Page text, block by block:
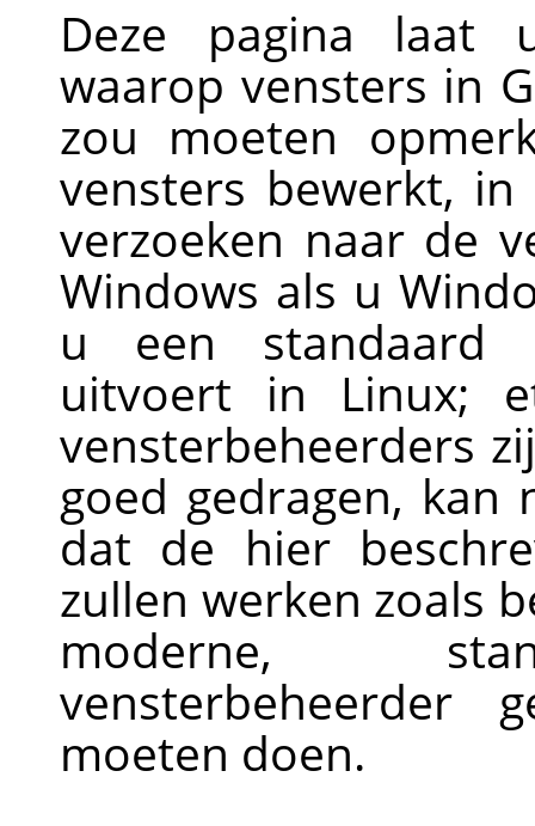
Deze pagina laat
waarop vensters in
zou moeten
vensters bewerkt,
verzoeken naar de
Windows als u
u een standaard
uitvoert in Linux;
vensterbeheerders
goed gedragen, kan
dat de hier
zullen werken zoals
moderne,
vensterbeheerder
moeten doen.